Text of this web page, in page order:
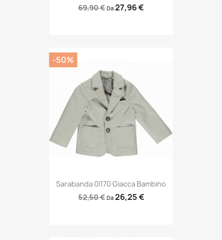
69,90 € Da 27,96 €
Sarabanda 0I170 Giacca Bambino
52,50 € Da 26,25 €
-50%